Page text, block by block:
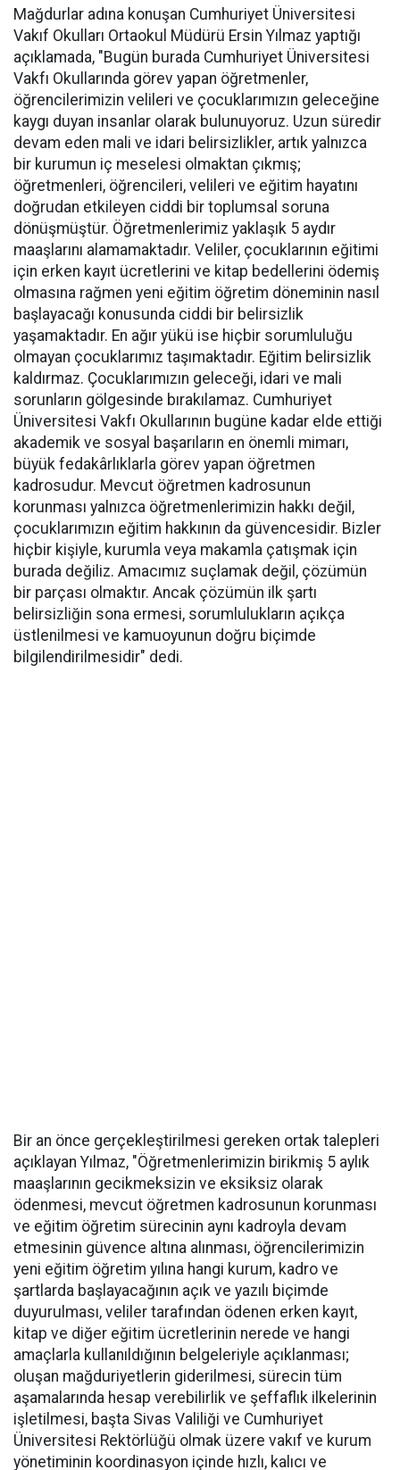
Mağdurlar adına konuşan Cumhuriyet Üniversitesi
Vakıf Okulları Ortaokul Müdürü Ersin Yılmaz yaptığı
açıklamada, "Bugün burada Cumhuriyet Üniversitesi
Vakfı Okullarında görev yapan öğretmenler,
öğrencilerimizin velileri ve çocuklarımızın geleceğine
kaygı duyan insanlar olarak bulunuyoruz. Uzun süredir
devam eden mali ve idari belirsizlikler, artık yalnızca
bir kurumun iç meselesi olmaktan çıkmış;
öğretmenleri, öğrencileri, velileri ve eğitim hayatını
doğrudan etkileyen ciddi bir toplumsal soruna
dönüşmüştür. Öğretmenlerimiz yaklaşık 5 aydır
maaşlarını alamamaktadır. Veliler, çocuklarının eğitimi
için erken kayıt ücretlerini ve kitap bedellerini ödemiş
olmasına rağmen yeni eğitim öğretim döneminin nasıl
başlayacağı konusunda ciddi bir belirsizlik
yaşamaktadır. En ağır yükü ise hiçbir sorumluluğu
olmayan çocuklarımız taşımaktadır. Eğitim belirsizlik
kaldırmaz. Çocuklarımızın geleceği, idari ve mali
sorunların gölgesinde bırakılamaz. Cumhuriyet
Üniversitesi Vakfı Okullarının bugüne kadar elde ettiği
akademik ve sosyal başarıların en önemli mimarı,
büyük fedakârlıklarla görev yapan öğretmen
kadrosudur. Mevcut öğretmen kadrosunun
korunması yalnızca öğretmenlerimizin hakkı değil,
çocuklarımızın eğitim hakkının da güvencesidir. Bizler
hiçbir kişiyle, kurumla veya makamla çatışmak için
burada değiliz. Amacımız suçlamak değil, çözümün
bir parçası olmaktır. Ancak çözümün ilk şartı
belirsizliğin sona ermesi, sorumlulukların açıkça
üstlenilmesi ve kamuoyunun doğru biçimde
bilgilendirilmesidir" dedi.
Bir an önce gerçekleştirilmesi gereken ortak talepleri
açıklayan Yılmaz, "Öğretmenlerimizin birikmiş 5 aylık
maaşlarının gecikmeksizin ve eksiksiz olarak
ödenmesi, mevcut öğretmen kadrosunun korunması
ve eğitim öğretim sürecinin aynı kadroyla devam
etmesinin güvence altına alınması, öğrencilerimizin
yeni eğitim öğretim yılına hangi kurum, kadro ve
şartlarda başlayacağının açık ve yazılı biçimde
duyurulması, veliler tarafından ödenen erken kayıt,
kitap ve diğer eğitim ücretlerinin nerede ve hangi
amaçlarla kullanıldığının belgeleriyle açıklanması;
oluşan mağduriyetlerin giderilmesi, sürecin tüm
aşamalarında hesap verebilirlik ve şeffaflık ilkelerinin
işletilmesi, başta Sivas Valiliği ve Cumhuriyet
Üniversitesi Rektörlüğü olmak üzere vakıf ve kurum
yönetiminin koordinasyon içinde hızlı, kalıcı ve